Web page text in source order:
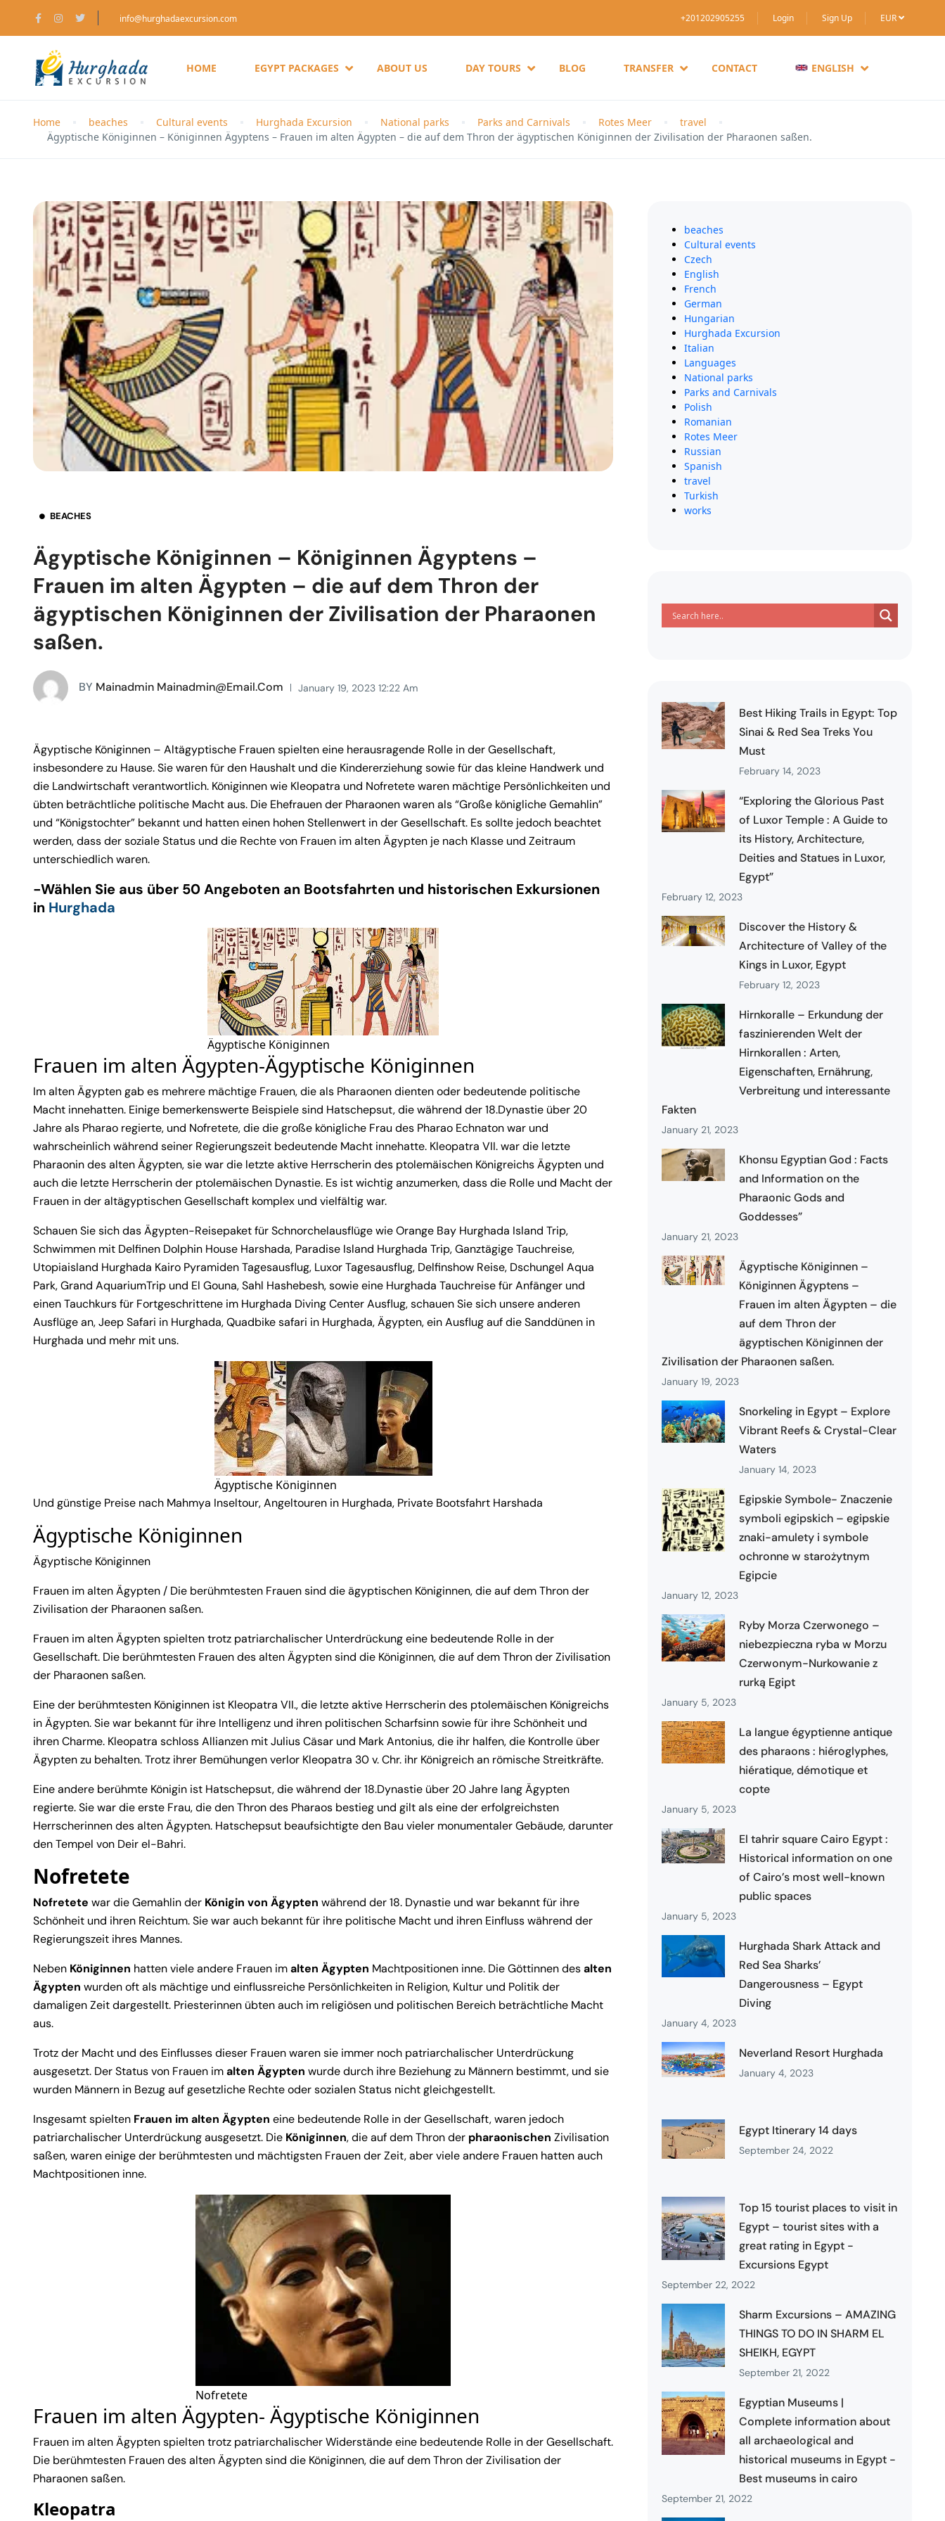
info@hurghadaexcursion.com +201202905255 Login Sign Up EUR
HOME EGYPT PACKAGES ABOUT US DAY TOURS BLOG TRANSFER CONTACT ENGLISH
Home beaches Cultural events Hurghada Excursion National parks Parks and Carnivals Rotes Meer
travel
Ägyptische Königinnen – Königinnen Ägyptens – Frauen im alten Ägypten – die auf dem Thron der ägyptischen Königinnen der Zivilisation der Pharaonen saßen.
BEACHES
Ägyptische Königinnen – Königinnen Ägyptens –
Frauen im alten Ägypten – die auf dem Thron der
ägyptischen Königinnen der Zivilisation der Pharaonen
saßen.
BY Mainadmin Mainadmin@email.com January 19, 2023 12:22 Am
Ägyptische Königinnen – Altägyptische Frauen spielten eine herausragende Rolle in der Gesellschaft,
insbesondere zu Hause. Sie waren für den Haushalt und die Kindererziehung sowie für das kleine Handwerk und
die Landwirtschaft verantwortlich. Königinnen wie Kleopatra und Nofretete waren mächtige Persönlichkeiten und
übten beträchtliche politische Macht aus. Die Ehefrauen der Pharaonen waren als “Große königliche Gemahlin”
und “Königstochter” bekannt und hatten einen hohen Stellenwert in der Gesellschaft. Es sollte jedoch beachtet
werden, dass der soziale Status und die Rechte von Frauen im alten Ägypten je nach Klasse und Zeitraum
unterschiedlich waren.
-Wählen Sie aus über 50 Angeboten an Bootsfahrten und historischen Exkursionen
in Hurghada
Ägyptische Königinnen
Frauen im alten Ägypten-Ägyptische Königinnen
Im alten Ägypten gab es mehrere mächtige Frauen, die als Pharaonen dienten oder bedeutende politische
Macht innehatten. Einige bemerkenswerte Beispiele sind Hatschepsut, die während der 18.Dynastie über 20
Jahre als Pharao regierte, und Nofretete, die die große königliche Frau des Pharao Echnaton war und
wahrscheinlich während seiner Regierungszeit bedeutende Macht innehatte. Kleopatra VII. war die letzte
Pharaonin des alten Ägypten, sie war die letzte aktive Herrscherin des ptolemäischen Königreichs Ägypten und
auch die letzte Herrscherin der ptolemäischen Dynastie. Es ist wichtig anzumerken, dass die Rolle und Macht der
Frauen in der altägyptischen Gesellschaft komplex und vielfältig war.
Schauen Sie sich das Ägypten-Reisepaket für Schnorchelausflüge wie Orange Bay Hurghada Island Trip,
Schwimmen mit Delfinen Dolphin House Harshada, Paradise Island Hurghada Trip, Ganztägige Tauchreise,
Utopiaisland Hurghada Kairo Pyramiden Tagesausflug, Luxor Tagesausflug, Delfinshow Reise, Dschungel Aqua
Park, Grand AquariumTrip und El Gouna, Sahl Hashebesh, sowie eine Hurghada Tauchreise für Anfänger und
einen Tauchkurs für Fortgeschrittene im Hurghada Diving Center Ausflug, schauen Sie sich unsere anderen
Ausflüge an, Jeep Safari in Hurghada, Quadbike safari in Hurghada, Ägypten, ein Ausflug auf die Sanddünen in
Hurghada und mehr mit uns.
Ägyptische Königinnen
Und günstige Preise nach Mahmya Inseltour, Angeltouren in Hurghada, Private Bootsfahrt Harshada
Ägyptische Königinnen
Ägyptische Königinnen
Frauen im alten Ägypten / Die berühmtesten Frauen sind die ägyptischen Königinnen, die auf dem Thron der
Zivilisation der Pharaonen saßen.
Frauen im alten Ägypten spielten trotz patriarchalischer Unterdrückung eine bedeutende Rolle in der
Gesellschaft. Die berühmtesten Frauen des alten Ägypten sind die Königinnen, die auf dem Thron der Zivilisation
der Pharaonen saßen.
Eine der berühmtesten Königinnen ist Kleopatra VII., die letzte aktive Herrscherin des ptolemäischen Königreichs
in Ägypten. Sie war bekannt für ihre Intelligenz und ihren politischen Scharfsinn sowie für ihre Schönheit und
ihren Charme. Kleopatra schloss Allianzen mit Julius Cäsar und Mark Antonius, die ihr halfen, die Kontrolle über
Ägypten zu behalten. Trotz ihrer Bemühungen verlor Kleopatra 30 v. Chr. ihr Königreich an römische Streitkräfte.
Eine andere berühmte Königin ist Hatschepsut, die während der 18.Dynastie über 20 Jahre lang Ägypten
regierte. Sie war die erste Frau, die den Thron des Pharaos bestieg und gilt als eine der erfolgreichsten
Herrscherinnen des alten Ägypten. Hatschepsut beaufsichtigte den Bau vieler monumentaler Gebäude, darunter
den Tempel von Deir el-Bahri.
Nofretete
Nofretete war die Gemahlin der Königin von Ägypten während der 18. Dynastie und war bekannt für ihre
Schönheit und ihren Reichtum. Sie war auch bekannt für ihre politische Macht und ihren Einfluss während der
Regierungszeit ihres Mannes.
Neben Königinnen hatten viele andere Frauen imalten Ägypten Machtpositionen inne. Die Göttinnen desalten
Ägypten wurden oft als mächtige und einflussreiche Persönlichkeiten in Religion, Kultur und Politik der
damaligen Zeit dargestellt. Priesterinnen übten auch im religiösen und politischen Bereich beträchtliche Macht
aus.
Trotz der Macht und des Einflusses dieser Frauen waren sie immer noch patriarchalischer Unterdrückung
ausgesetzt. Der Status von Frauen imalten Ägypten wurde durch ihre Beziehung zu Männern bestimmt, und sie
wurden Männern in Bezug auf gesetzliche Rechte oder sozialen Status nicht gleichgestellt.
Insgesamt spielten Frauen im alten Ägypten eine bedeutende Rolle in der Gesellschaft, waren jedoch
patriarchalischer Unterdrückung ausgesetzt. Die Königinnen, die auf dem Thron der pharaonischen Zivilisation
saßen, waren einige der berühmtesten und mächtigsten Frauen der Zeit, aber viele andere Frauen hatten auch
Machtpositionen inne.
Nofretete
Frauen im alten Ägypten- Ägyptische Königinnen
Frauen im alten Ägypten spielten trotz patriarchalischer Widerstände eine bedeutende Rolle in der Gesellschaft.
Die berühmtesten Frauen des alten Ägypten sind die Königinnen, die auf dem Thron der Zivilisation der
Pharaonen saßen.
Kleopatra
beaches
Cultural events
Czech
English
French
German
Hungarian
Hurghada Excursion
Italian
Languages
National parks
Parks and Carnivals
Polish
Romanian
Rotes Meer
Russian
Spanish
travel
Turkish
works
Best Hiking Trails in Egypt: Top
Sinai & Red Sea Treks You
Must
February 14, 2023
“Exploring the Glorious Past
of Luxor Temple : A Guide to
its History, Architecture,
Deities and Statues in Luxor,
Egypt”
February 12, 2023
Discover the History &
Architecture of Valley of the
Kings in Luxor, Egypt
February 12, 2023
Hirnkoralle – Erkundung der
faszinierenden Welt der
Hirnkorallen : Arten,
Eigenschaften, Ernährung,
Verbreitung und interessante
Fakten
January 21, 2023
Khonsu Egyptian God : Facts
and Information on the
Pharaonic Gods and
Goddesses”
January 21, 2023
Ägyptische Königinnen –
Königinnen Ägyptens –
Frauen im alten Ägypten – die
auf dem Thron der
ägyptischen Königinnen der
Zivilisation der Pharaonen saßen.
January 19, 2023
Snorkeling in Egypt – Explore
Vibrant Reefs & Crystal-Clear
Waters
January 14, 2023
Egipskie Symbole- Znaczenie
symboli egipskich – egipskie
znaki-amulety i symbole
ochronne w starożytnym
Egipcie
January 12, 2023
Ryby Morza Czerwonego –
niebezpieczna ryba w Morzu
Czerwonym-Nurkowanie z
rurką Egipt
January 5, 2023
La langue égyptienne antique
des pharaons : hiéroglyphes,
hiératique, démotique et
copte
January 5, 2023
El tahrir square Cairo Egypt :
Historical information on one
of Cairo’s most well-known
public spaces
January 5, 2023
Hurghada Shark Attack and
Red Sea Sharks’
Dangerousness – Egypt
Diving
January 4, 2023
Neverland Resort Hurghada
January 4, 2023
Egypt Itinerary 14 days
September 24, 2022
Top 15 tourist places to visit in
Egypt – tourist sites with a
great rating in Egypt -
Excursions Egypt
September 22, 2022
Sharm Excursions – AMAZING
THINGS TO DO IN SHARM EL
SHEIKH, EGYPT
September 21, 2022
Egyptian Museums |
Complete information about
all archaeological and
historical museums in Egypt -
Best museums in cairo
September 21, 2022